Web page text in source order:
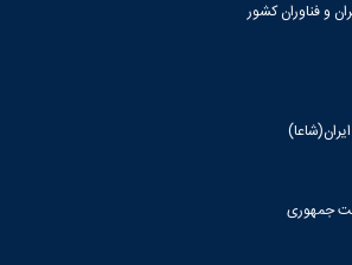
و فناوران کشور
جمهوری